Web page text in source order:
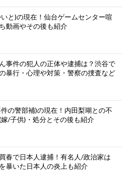
と)の現在！仙台ゲームセンター喧
動画やその後も紹介
事件の犯人の正体や逮捕は？渋谷で
暴行・心理や対策・警察の捜査など
の警部補)の現在！内田梨瑚との不
/子供)・処分とその後も紹介
春で日本人逮捕！有名人/政治家は
暴いた日本人の炎上も紹介